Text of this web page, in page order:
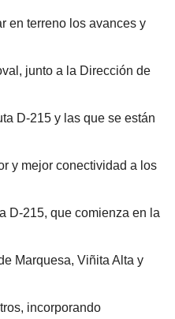
en terreno los avances y
junto a la Dirección de
D-215 y las que se están
y mejor conectividad a los
D-215, que comienza en la
Marquesa, Viñita Alta y
incorporando